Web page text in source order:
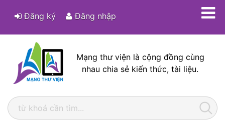
Đăng ký Đăng nhập
Mạng thư viện là cộng đồng cùng
nhau chia sẻ kiến thức, tài liệu.